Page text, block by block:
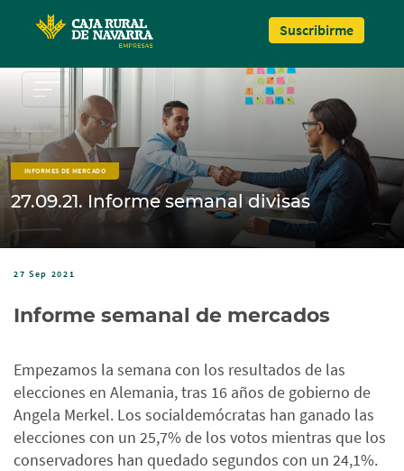
Suscribirme
INFORMES DE MERCADO
27.09.21. Informe semanal divisas
27 Sep 2021
Informe semanal de mercados
Empezamos la semana con los resultados de las
elecciones en Alemania, tras 16 años de gobierno de
Angela Merkel. Los socialdemócratas han ganado las
elecciones con un 25,7% de los votos mientras que los
conservadores han quedado segundos con un 24,1%.